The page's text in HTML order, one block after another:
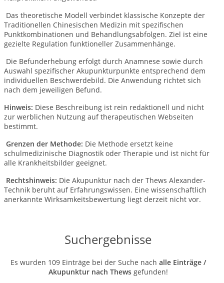
Das theoretische Modell verbindet klassische Konzepte der
Traditionellen Chinesischen Medizin mit spezifischen
Punktkombinationen und Behandlungsabfolgen. Ziel ist eine
gezielte Regulation funktioneller Zusammenhänge.
Die Befunderhebung erfolgt durch Anamnese sowie durch
Auswahl spezifischer Akupunkturpunkte entsprechend dem
individuellen Beschwerdebild. Die Anwendung richtet sich
nach dem jeweiligen Befund.
Hinweis: Diese Beschreibung ist rein redaktionell und nicht
zur werblichen Nutzung auf therapeutischen Webseiten
bestimmt.
Grenzen der Methode: Die Methode ersetzt keine
schulmedizinische Diagnostik oder Therapie und ist nicht für
alle Krankheitsbilder geeignet.
Rechtshinweis: Die Akupunktur nach der Thews Alexander-
Technik beruht auf Erfahrungswissen. Eine wissenschaftlich
anerkannte Wirksamkeitsbewertung liegt derzeit nicht vor.
Suchergebnisse
Es wurden 109 Einträge bei der Suche nach alle Einträge /
Akupunktur nach Thewsgefunden!